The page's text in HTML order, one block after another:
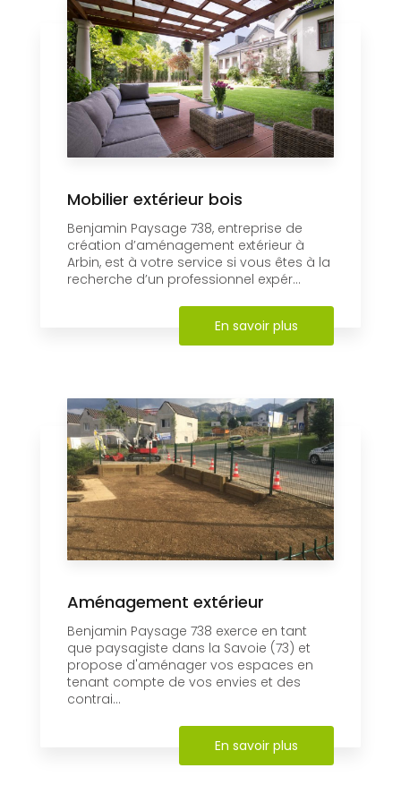
Mobilier extérieur bois
Benjamin Paysage 738, entreprise de
création d’aménagement extérieur à
Arbin, est à votre service si vous êtes à la
recherche d’un professionnel expér...
En savoir plus
Aménagement extérieur
Benjamin Paysage 738 exerce en tant
que paysagiste dans la Savoie (73) et
propose d'aménager vos espaces en
tenant compte de vos envies et des
contrai...
En savoir plus